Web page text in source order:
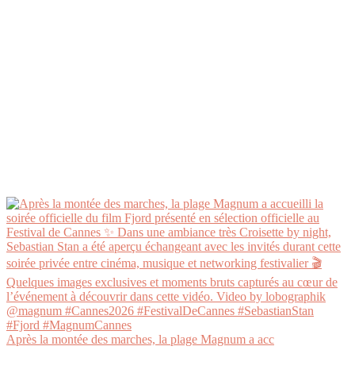
Après la montée des marches, la plage Magnum a acc